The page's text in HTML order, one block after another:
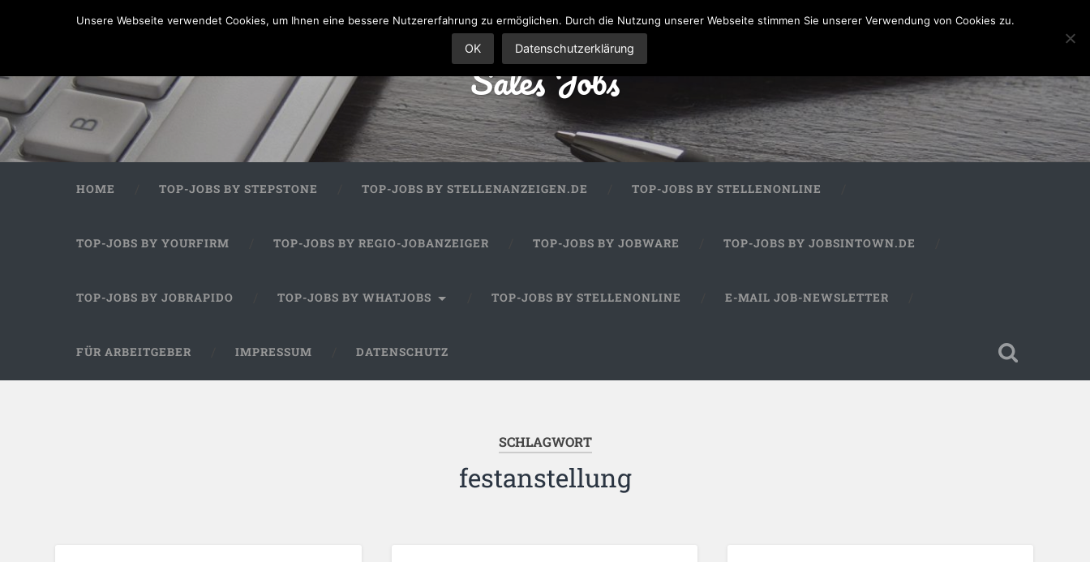
Sales Jobs
HOME TOP-JOBS BY STEPSTONE TOP-JOBS BY STELLENANZEIGEN.DE TOP-JOBS BY STELLENONLINE
TOP-JOBS BY YOURFIRM TOP-JOBS BY REGIO-JOBANZEIGER TOP-JOBS BY JOBWARE TOP-JOBS BY JOBSINTOWN.DE
TOP-JOBS BY JOBRAPIDO TOP-JOBS BY WHATJOBS TOP-JOBS BY STELLENONLINE E-MAIL JOB-NEWSLETTER
FÜR ARBEITGEBER IMPRESSUM DATENSCHUTZ
SCHLAGWORT
festanstellung
Unsere Webseite verwendet Cookies, um Ihnen eine bessere Nutzererfahrung zu ermöglichen. Durch die Nutzung unserer Webseite stimmen Sie unserer Verwendung von Cookies zu.
OK Datenschutzerklärung